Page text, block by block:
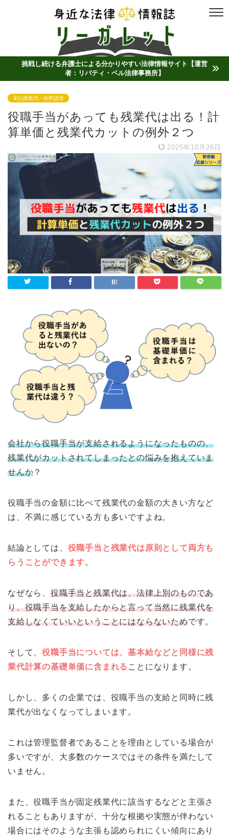
挑戦し続ける弁護士による分かりやすい法律情報サイト【運営
者：リバティ・ベル法律事務所】
未払残業代・給料請求
役職手当があっても残業代は出る！計
算単価と残業代カットの例外２つ
2025年10月26日
会社から役職手当が支給されるようになったものの、
残業代がカットされてしまったとの悩みを抱えていま
せんか ？
役職手当の金額に比べて残業代の金額の大きい方など
は、不満に感じている方も多いですよね。
結論としては、 役職手当と残業代は原則として両方も
らうことができます。
なぜなら、 役職手当と残業代は、法律上別のものであ
り、役職手当を支給したからと言って当然に残業代を
支給しなくていいということにはならないためです。
そして、役職手当については、基本給などと同様に残
業代計算の基礎単価に含まれる ことになります。
しかし、多くの企業では、役職手当の支給と同時に残
業代が出なくなってしまいます。
これは管理監督者であることを理由としている場合が
多いですが、大多数のケースではその条件を満たして
いません。
また、役職手当が固定残業代に該当するなどと主張さ
れることもありますが、十分な根拠や実態が伴わない
場合にはそのような主張も認められにくい傾向にあり